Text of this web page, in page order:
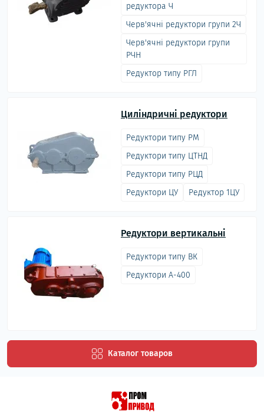
редуктора Ч
Черв'ячні редуктори групи 2Ч
Черв'ячні редуктори групи
РЧН
Редуктор типу РГЛ
Циліндричні редуктори
Редуктори типу РМ
Редуктори типу ЦТНД
Редуктори типу РЦД
Редуктори ЦУ
Редуктор 1ЦУ
Редуктори вертикальні
Редуктори типу ВК
Редуктори А-400
Каталог товаров